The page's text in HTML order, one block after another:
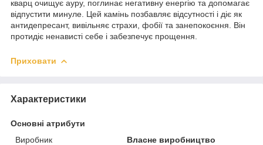
кварц очищує ауру, поглинає негативну енергію та допомагає
відпустити минуле. Цей камінь позбавляє відсутності і діє як
антидепресант, вивільняє страхи, фобії та занепокоєння. Він
протидіє ненависті себе і забезпечує прощення.
Приховати
Характеристики
Основні атрибути
Виробник
Власне виробництво